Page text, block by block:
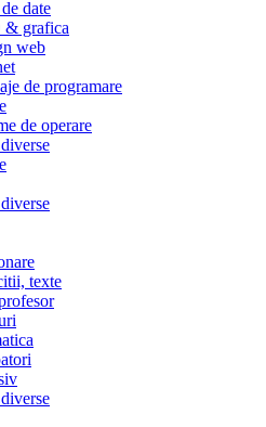
date
grafica
web
de programare
de operare
texte